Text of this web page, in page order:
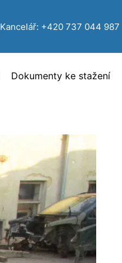
Kancelář: +420 737 044 987
Dokumenty ke stažení